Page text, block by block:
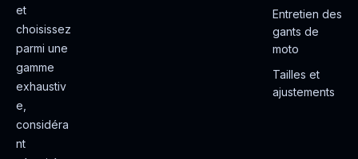
et
choisissez
parmi une
gamme
exhaustiv
e,
considéra
nt
Entretien des
gants de
moto
Tailles et
ajustements